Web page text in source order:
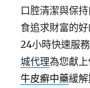
口腔清潔與保
食追求財富的
24小時快速服
城代理為您獻
牛皮癬中藥緩